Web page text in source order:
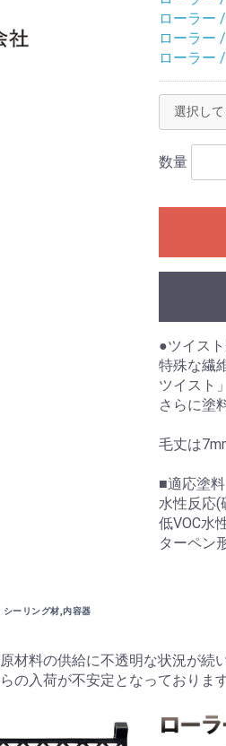
ローラー
ローラー
ローラー
数量
●ツイス
特殊な繊
ツイスト
さらに塗
毛丈は
■適応塗料
水性反応(
低VOC水
ターペン
シーリング材,内容器
料の供給に不透明な状況が続
の入荷が不安定となっておりま